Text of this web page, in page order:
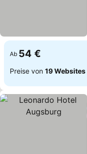
Ab 54 €
Preise von 19 Websites